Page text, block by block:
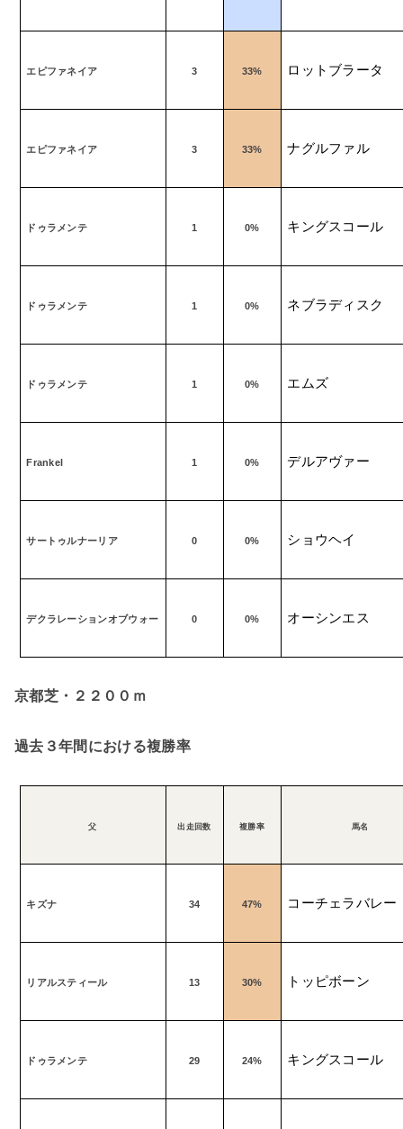
エピファネイア 3 33% ロットブラータ
エピファネイア 3 33% ナグルファル
ドゥラメンテ 1 0% キングスコール
ドゥラメンテ 1 0% ネブラディスク
ドゥラメンテ 1 0% エムズ
Frankel 1 0% デルアヴァー
サートゥルナーリア 0 0% ショウヘイ
デクラレーションオブウォー 0 0% オーシンエス
京都芝・２２００ｍ
過去３年間における複勝率
父 出走回数 複勝率 馬名
キズナ 34 47% コーチェラバレー
リアルスティール 13 30% トッピボーン
ドゥラメンテ 29 24% キングスコール